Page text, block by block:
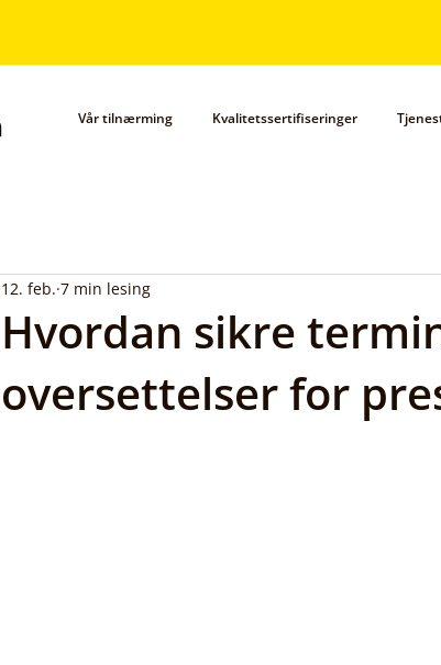
Vår tilnærming Kvalitetssertifiseringer
Hvordan sikre
oversettelser for
12. feb. 7 min lesing